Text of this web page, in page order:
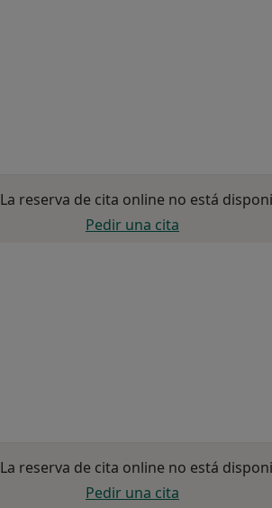
La reserva de cita online no está
Pedir una cita
La reserva de cita online no está
Pedir una cita